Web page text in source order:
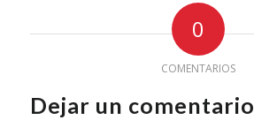
0
COMENTARIOS
Dejar un comentario